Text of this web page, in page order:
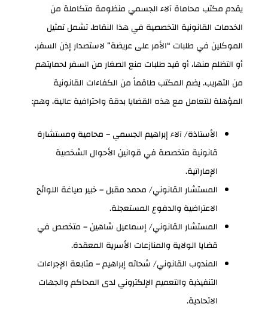
يقدم مكتب محاماة آلاء الجسمي منظومة متكاملة من
الخدمات القانونية التخصصية في هذا النقاط، تشمل تمثيل
الموكلين في طلبات “الأمر على عريضة” لاستصدار إذن السفر،
أو التظلم منها، أو قيد طلبات منع الصغار من السفر لحمايتهم
من التهريب. يضم المكتب طاقماً من الكفاءات القانونية
المؤهلة للتعامل مع هذه القضايا بدقة واحترافية عالية، وهم:
الأستاذة/ آلاء إبراهيم الجسمي – محامية ومستشارة
قانونية متخصصة في قوانين الأحوال الشخصية
الإماراتية.
المستشار القانوني/ محمد مقبل – خبير صياغة اللوائح
الاعتراضية والدفوع المستعجلة.
المستشار القانوني/ إسماعيل شاهين – متخصص في
قضايا الولاية والمنازعات الأسرية المعقدة.
المندوب القانوني/ شحاته إبراهيم – متابعة الإجراءات
التنفيذية والتعميم الإلكتروني لدى المحاكم والجهات
الاتحادية.